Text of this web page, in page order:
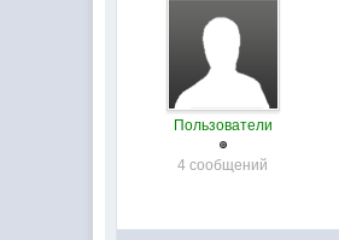
Пользователи
4 сообщений